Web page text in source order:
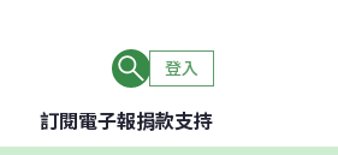
登入
訂閱電子報捐款支持